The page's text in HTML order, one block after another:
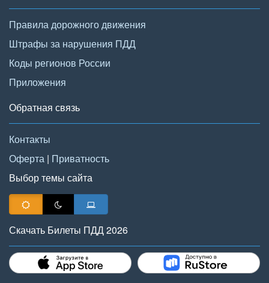
Правила дорожного движения
Штрафы за нарушения ПДД
Коды регионов России
Приложения
Обратная связь
Контакты
Оферта | Приватность
Выбор темы сайта
Скачать Билеты ПДД 2026